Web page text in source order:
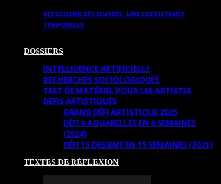
RETOUCHER SES ŒUVRES. UNE COEXISTENCE
TEMPORELLE
DOSSIERS
INTELLIGENCE ARTIFICIELLE
RECHERCHES SOCIOLOGIQUES
TEST DE MATÉRIEL POUR LES ARTISTES
DÉFIS ARTISTIQUES
GRAND DÉFI ARTISTIQUE 2025
DÉFI 6 AQUARELLES EN 6 SEMAINES
(2024)
DÉFI 15 DESSINS EN 15 SEMAINES (2021)
TEXTES DE RÉFLEXION